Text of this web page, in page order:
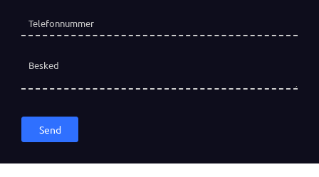
Telefon*
(påkrævet)
Besked
Send